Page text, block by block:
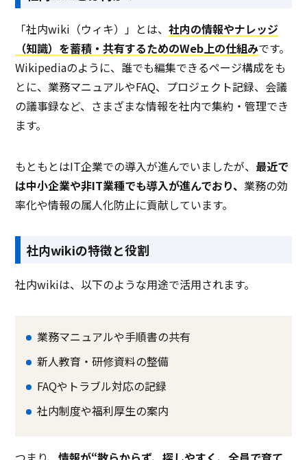
「社内wiki（ウィキ）」とは、社内の情報やナレッジ
（知識）を蓄積・共有するためのWeb上の仕組みです。
Wikipediaのように、誰でも編集できるページ構成をも
とに、業務マニュアルやFAQ、プロジェクト記録、会議
の議事録など、さまざまな情報を社内で集約・管理でき
ます。
もともとはIT企業での導入が進んでいましたが、 最近で
は中小企業や非IT業種でも導入が進んでおり、業務の効
率化や情報の属人化防止に貢献しています。
社内wikiの特徴と役割
社内wikiは、以下のような用途で活用されます。
業務マニュアルや手順書の共有
新人教育・研修資料の整備
FAQやトラブル対応の記録
社内制度や福利厚生の案内